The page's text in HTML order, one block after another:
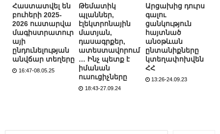
Հաստատվել են
բուհերի 2025-
2026 ուստարվա
մագիստրատուր
այի
ընդունելության
անվճար տեղերը
16:47-08.05.25
Թեմատիկ
պլաններ,
էլեկտրոնային
մատյան,
դասագրքեր,
ատեստավորում
… Ինչ պետք է
իմանան
ուսուցիչները
18:43-27.09.24
Արցախից դուրս
գալու
ցանկություն
հայտնած
անօթևան
ընտանիքները
կտեղափոխվեն
ՀՀ
13:26-24.09.23